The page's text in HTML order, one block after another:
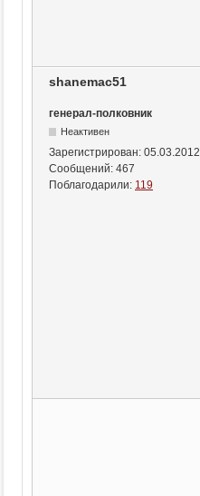
shanemac51
генерал-полковник
Неактивен
Зарегистрирован: 05.03.2012
Сообщений: 467
Поблагодарили: 119